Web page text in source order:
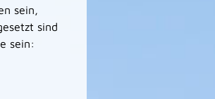
sein,
sind
sein: